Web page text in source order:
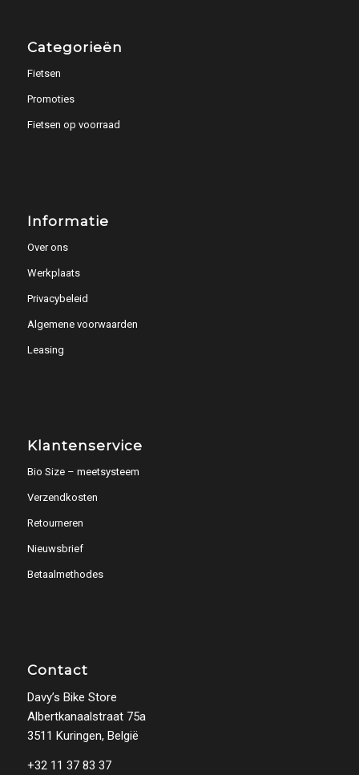
Categorieën
Fietsen
Promoties
Fietsen op voorraad
Informatie
Over ons
Werkplaats
Privacybeleid
Algemene voorwaarden
Leasing
Klantenservice
Bio Size – meetsysteem
Verzendkosten
Retourneren
Nieuwsbrief
Betaalmethodes
Contact
Davy’s Bike Store
Albertkanaalstraat 75a
3511 Kuringen, België
+32 11 37 83 37